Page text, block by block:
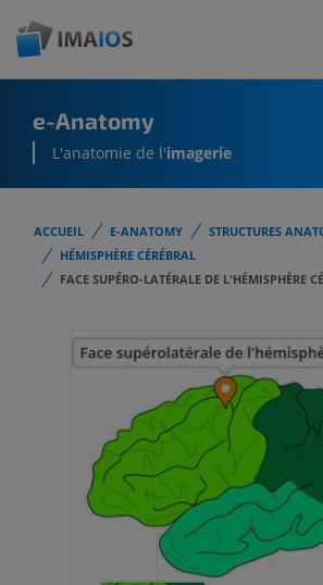
e-Anatomy
L'anatomie de l'imagerie
ACCUEIL E-ANATOMY STRUCTURES
HÉMISPHÈRE CÉRÉBRAL
FACE SUPÉRO-LATÉRALE DE L'HÉMISPHÈRE